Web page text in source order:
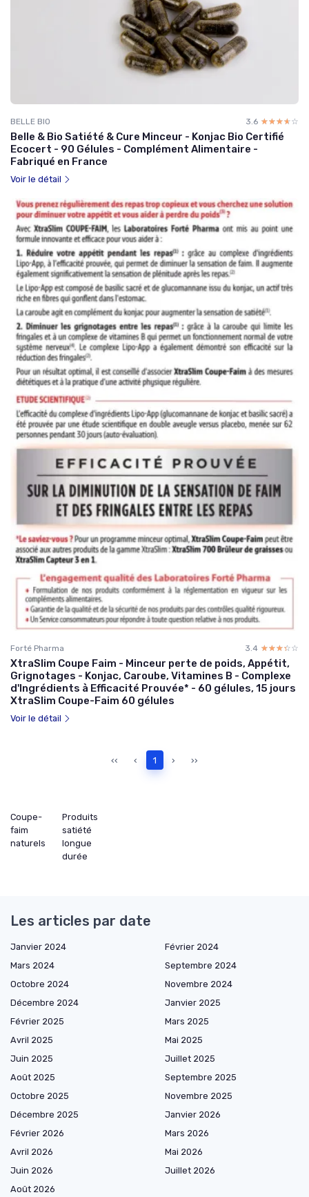
BELLE BIO 3.6 ☆☆☆☆☆
★★★★★
Belle & Bio Satiété & Cure Minceur - Konjac Bio Certifié
Ecocert - 90 Gélules - Complément Alimentaire -
Fabriqué en France
Voir le détail
Forté Pharma 3.4 ☆☆☆☆☆
★★★★★
XtraSlim Coupe Faim - Minceur perte de poids, Appétit,
Grignotages - Konjac, Caroube, Vitamines B - Complexe
d'Ingrédients à Efficacité Prouvée* - 60 gélules, 15 jours
XtraSlim Coupe-Faim 60 gélules
Voir le détail
‹‹ ‹ 1 › ››
Coupe-
faim
naturels
Produits
satiété
longue
durée
Les articles par date
Janvier 2024
Février 2024
Mars 2024
Septembre 2024
Octobre 2024
Novembre 2024
Décembre 2024
Janvier 2025
Février 2025
Mars 2025
Avril 2025
Mai 2025
Juin 2025
Juillet 2025
Août 2025
Septembre 2025
Octobre 2025
Novembre 2025
Décembre 2025
Janvier 2026
Février 2026
Mars 2026
Avril 2026
Mai 2026
Juin 2026
Juillet 2026
Août 2026